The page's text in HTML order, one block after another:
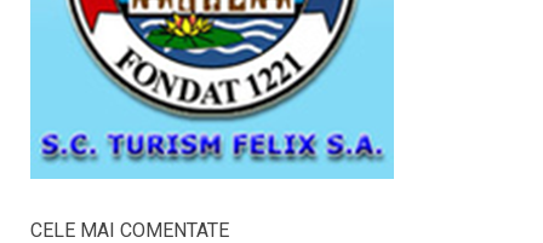
CELE MAI COMENTATE